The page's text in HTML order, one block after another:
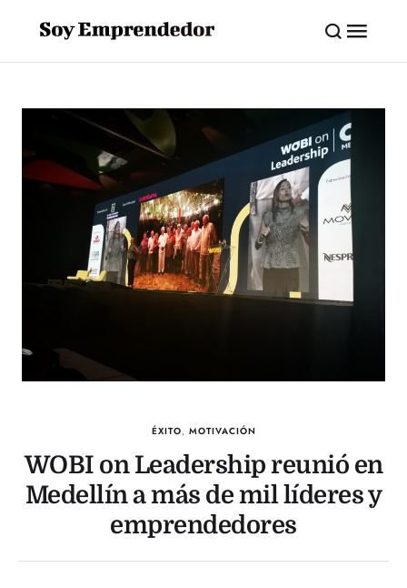
ÉXITO, MOTIVACIÓN
WOBI on Leadership reunió en
Medellín a más de mil líderes y
emprendedores